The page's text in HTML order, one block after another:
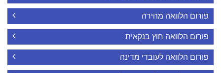
פורום הלוואה מהירה
פורום הלוואה חוץ בנקאית
פורום הלוואה לעובדי מדינה